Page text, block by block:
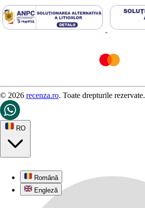
© 2026 recenza.ro. Toate drepturile rezervate.
RO
Română
Engleză